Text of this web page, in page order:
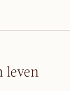
leven